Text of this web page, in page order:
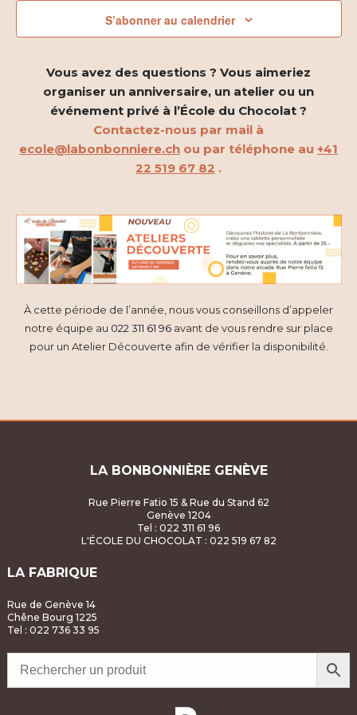
e
r
c
t
n
a
v
i
a
e
g
o
e
v
u
e
S’abonner au calendrier
Vous avez des questions ? Vous aimeriez
organiser un anniversaire, un atelier ou un
événement privé à l’École du Chocolat ?
Contactez-nous par mail à
ecole@labonbonniere.ch ou par téléphone au +41
22 519 67 82 .
À cette période de l’année, nous vous conseillons d’appeler
notre équipe au 022 311 61 96avant de vous rendre sur place
pour un Atelier Découverte afin de vérifier la disponibilité.
LA BONBONNIÈRE GENÈVE
Rue Pierre Fatio 15 & Rue du Stand 62
Genève 1204
Tel : 022 311 61 96
L'ÉCOLE DU CHOCOLAT : 022 519 67 82
LA FABRIQUE
Rue de Genève 14
Chêne Bourg 1225
Tel : 022 736 33 95